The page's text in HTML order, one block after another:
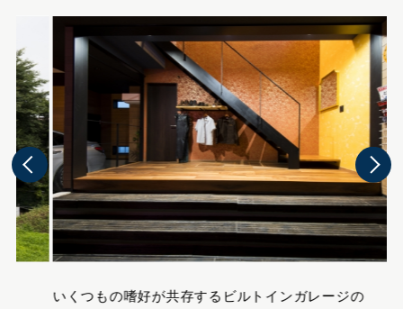
いくつもの嗜好が共存するビルトインガレージの